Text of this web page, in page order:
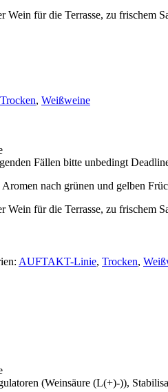
Wein für die Terrasse, zu frischem
Trocken, Weißweine
Fällen bitte unbedingt
nach grünen und gelben
Wein für die Terrasse, zu frischem
AUFTAKT-Linie, Trocken,
(Weinsäure (L(+)-)),